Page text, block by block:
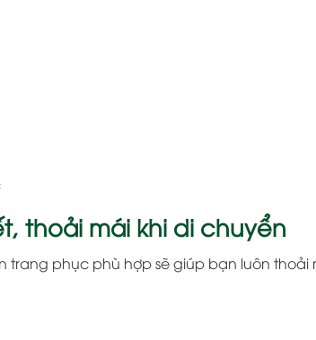
thoải mái khi di chuyển
trang phục phù hợp sẽ giúp bạn luôn thoải